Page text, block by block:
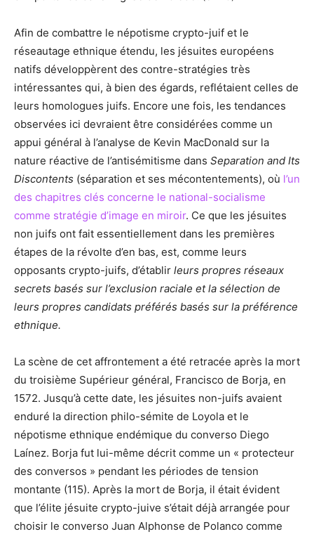
Afin de combattre le népotisme crypto-juif et le
réseautage ethnique étendu, les jésuites européens
natifs développèrent des contre-stratégies très
intéressantes qui, à bien des égards, reflétaient celles de
leurs homologues juifs. Encore une fois, les tendances
observées ici devraient être considérées comme un
appui général à l’analyse de Kevin MacDonald sur la
nature réactive de l’antisémitisme dans Separation and Its
Discontents (séparation et ses mécontentements), où l’un
des chapitres clés concerne le national-socialisme
comme stratégie d’image en miroir. Ce que les jésuites
non juifs ont fait essentiellement dans les premières
étapes de la révolte d’en bas, est, comme leurs
opposants crypto-juifs, d’établir leurs propres réseaux
secrets basés sur l’exclusion raciale et la sélection de
leurs propres candidats préférés basés sur la préférence
ethnique.
La scène de cet affrontement a été retracée après la mort
du troisième Supérieur général, Francisco de Borja, en
1572. Jusqu’à cette date, les jésuites non-juifs avaient
enduré la direction philo-sémite de Loyola et le
népotisme ethnique endémique du converso Diego
Laínez. Borja fut lui-même décrit comme un « protecteur
des conversos » pendant les périodes de tension
montante (115). Après la mort de Borja, il était évident
que l’élite jésuite crypto-juive s’était déjà arrangée pour
choisir le converso Juan Alphonse de Polanco comme